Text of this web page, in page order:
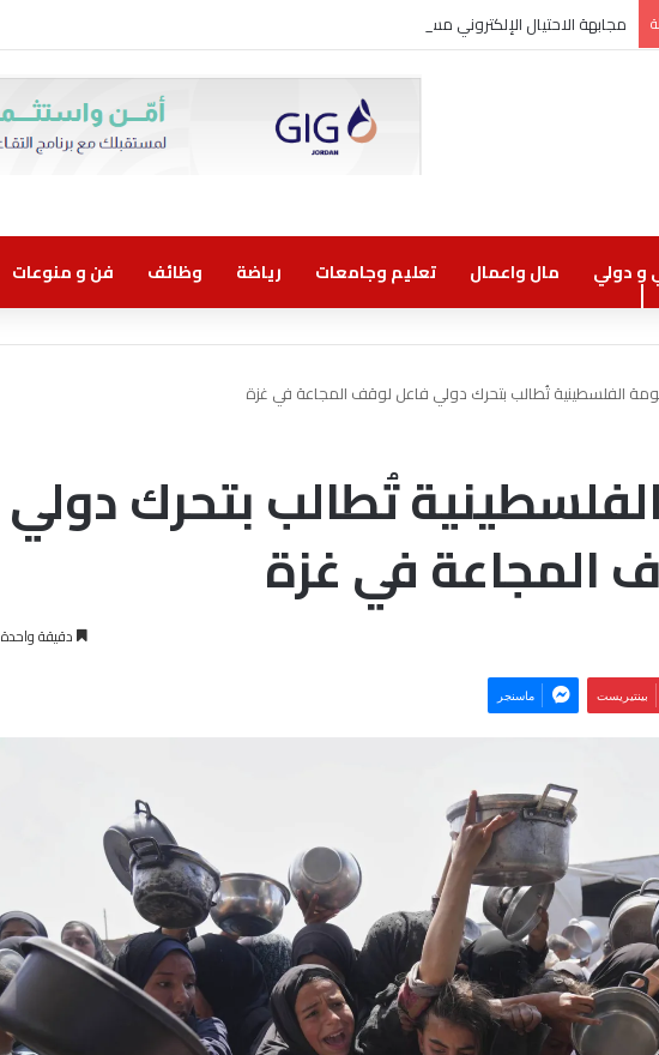
مجابهة الاحتيال الإلكتروني مسؤولية مشتركة
و دولي مال واعمال تعليم وجامعات رياضة وظائف فن و منوعات
الفلسطينية تُطالب بتحرك دولي فاعل لوقف المجاعة في غزة
تُطالب بتحرك دولي
المجاعة في غزة
دقيقة واحدة
بينتيريست ماسنجر